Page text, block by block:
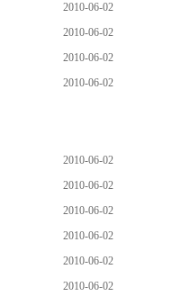
2010-06-02
2010-06-02
2010-06-02
2010-06-02
2010-06-02
2010-06-02
2010-06-02
2010-06-02
2010-06-02
2010-06-02